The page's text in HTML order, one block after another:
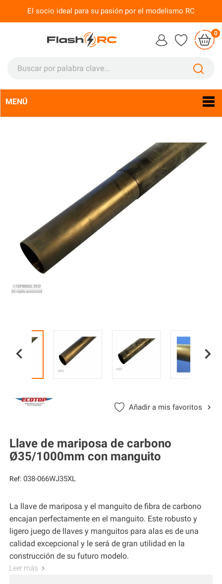
El socio ideal para su pasión por el modelismo RC
0
MENÚ
Idioma:
 
Añadir a mis favoritos
Llave de mariposa de carbono
Ø35/1000mm con manguito
Ref: 038-066WJ35XL
La llave de mariposa y el manguito de fibra de carbono
encajan perfectamente en el manguito. Este robusto y
ligero juego de llaves y manguitos para alas es de una
calidad excepcional y le será de gran utilidad en la
construcción de su futuro modelo.
Leer más